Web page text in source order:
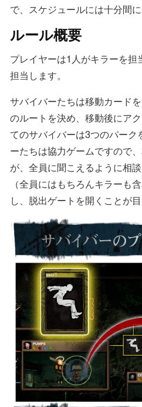
で、スケジュールには十分間に
ルール概要
プレイヤーは1人がキラーを
担当します。
サバイバーたちは移動カード
のルートを決め、移動後にア
てのサバイバーは3つのパー
ーたちは協力ゲームですので
が、全員に聞こえるように相
（全員にはもちろんキラーも
し、脱出ゲートを開くことが目